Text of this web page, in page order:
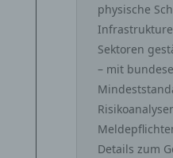
physische
Sektoren
– mit
Details zum